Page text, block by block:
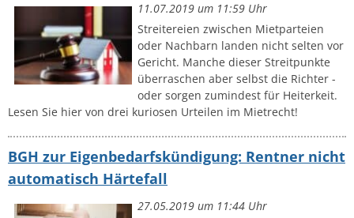
11.07.2019 um 11:59 Uhr
Streitereien zwischen Mietparteien
oder Nachbarn landen nicht selten vor
Gericht. Manche dieser Streitpunkte
überraschen aber selbst die Richter -
oder sorgen zumindest für Heiterkeit.
Lesen Sie hier von drei kuriosen Urteilen im Mietrecht!
BGH zur Eigenbedarfskündigung: Rentner nicht
automatisch Härtefall
27.05.2019 um 11:44 Uhr